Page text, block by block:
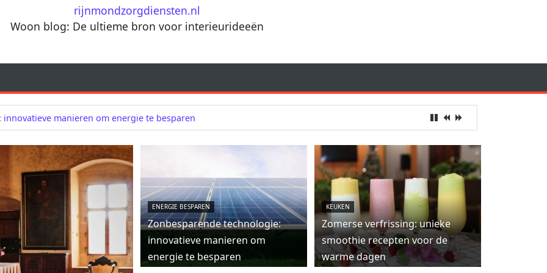
rijnmondzorgdiensten.nl
Woon blog: De ultieme bron voor interieurideeën
manieren om energie te besparen
ENERGIE BESPAREN
Zonbesparende technologie:
innovatieve manieren om
energie te besparen
KEUKEN
Zomerse verfrissing: unieke
smoothie recepten voor de
warme dagen